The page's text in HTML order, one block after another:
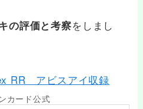
の評価と考察をしまし
カード公式